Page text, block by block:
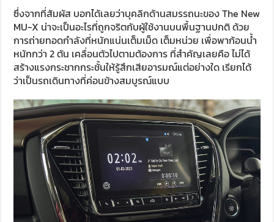
ซึ่งจากที่สัมผัส บอกได้เลยว่าบุคลิกด้านสมรรถนะของ The New
MU-X น่าจะเป็นอะไรที่ถูกจริตกับผู้ใช้งานบนพื้นฐานปกติ ด้วย
การถ่ายทอดกำลังที่หนักแน่นเต็มเม็ด เต็มหน่วย เพื่อพาก้อนน้ำ
หนักกว่า 2 ตัน เคลื่อนตัวไปตามต้องการ ที่สำคัญเลยคือ ไม่ได้
สร้างแรงกระชากกระชั้นให้รู้สึกเสียอารมณ์แต่อย่างใด เรียกได้
ว่าเป็นรถเดินทางที่ค่อนข้างสมบูรณ์แบบ